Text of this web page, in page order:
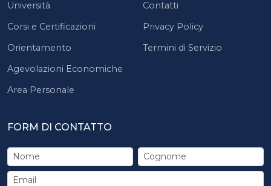
Università
Corsi e Certificazioni
Orientamento
Agevolazioni Economiche
Area Personale
Contatti
Privacy Policy
Termini di Servizio
FORM DI CONTATTO